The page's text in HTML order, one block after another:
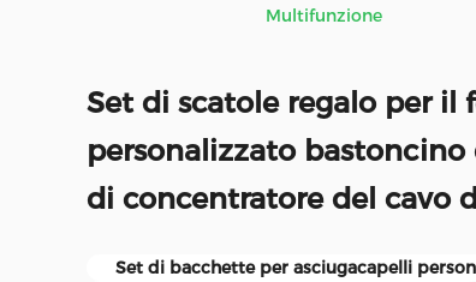
Multifunzione
Set di scatole regalo per il
personalizzato
di concentratore del cavo
Set di bacchette per asciugacapelli